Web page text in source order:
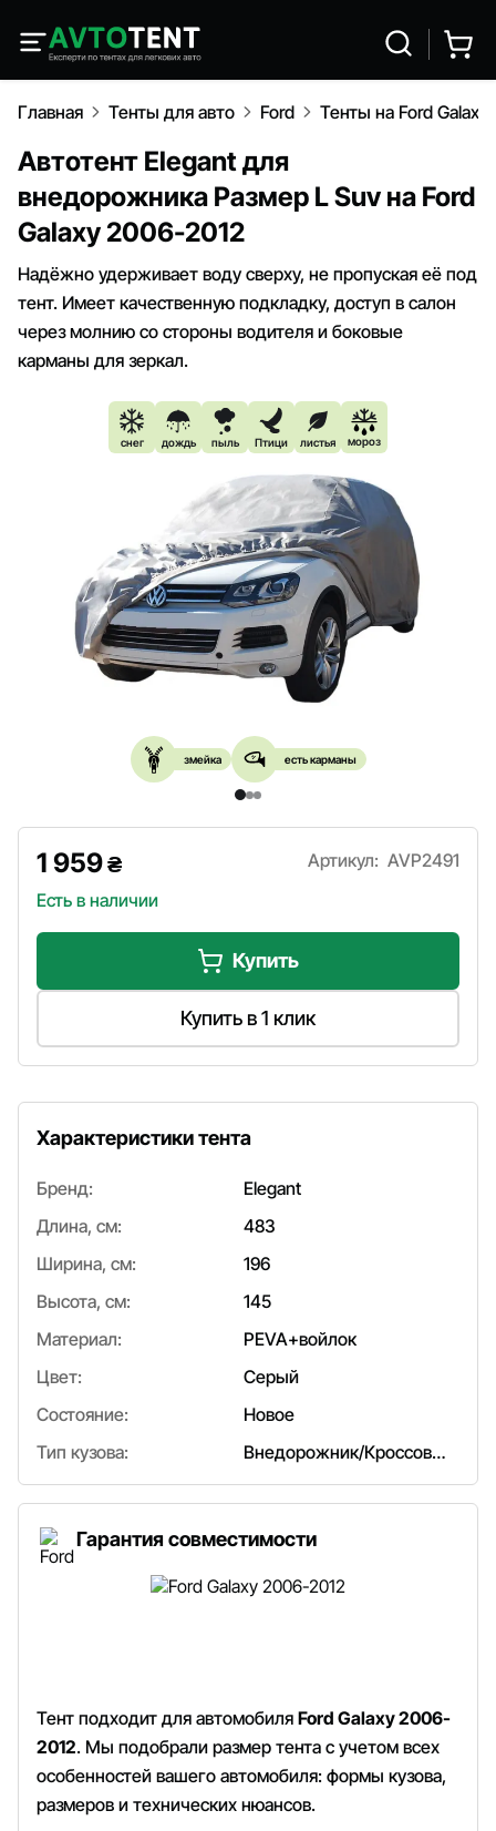
Главная Тенты для авто Ford Тенты на Ford
Автотент Elegant для
внедорожника Размер L Suv на Ford
Galaxy 2006-2012
Надёжно удерживает воду сверху, не пропуская её под
тент. Имеет качественную подкладку, доступ в салон
через молнию со стороны водителя и боковые
карманы для зеркал.
снег дождь пыль Птици листья мороз
змейка есть карманы
1 959₴
Есть в наличии
Артикул: AVP2491
Купить
Купить в 1 клик
Характеристики тента
Бренд:
Elegant
Длина, см:
483
Ширина, см:
196
Высота, см:
145
Материал:
PEVA+войлок
Цвет:
Серый
Состояние:
Новое
Тип кузова:
Внедорожник/Кроссовер
Гарантия совместимости
Тент подходит для автомобиля Ford Galaxy 2006-
2012. Мы подобрали размер тента с учетом всех
особенностей вашего автомобиля: формы кузова,
размеров и технических нюансов.